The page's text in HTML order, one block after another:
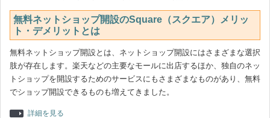
無料ネットショップ開設のSquare（スクエア）メリッ
ト・デメリットとは
無料ネットショップ開設とは、ネットショップ開設にはさまざまな選択
肢が存在します。楽天などの主要なモールに出店するほか、独自のネッ
トショップを開設するためのサービスにもさまざまなものがあり、無料
でショップ開設できるものも増えてきました。
詳細を見る